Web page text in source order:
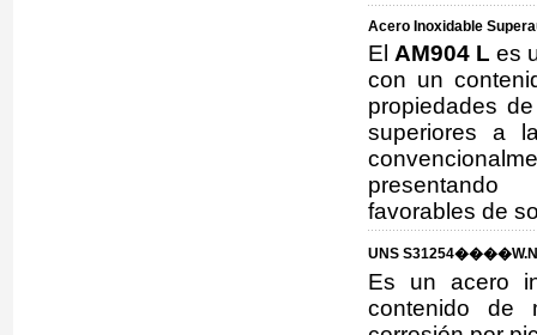
Acero Inoxidable
El AM904 L es
con un
propiedades
superiores a
presentando
favorables de
UNS
Es un acero
contenido de